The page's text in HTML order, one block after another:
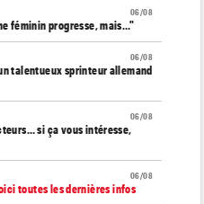
06/08
féminin progresse, mais…"
06/08
talentueux sprinteur allemand
06/08
si ça vous intéresse,
06/08
toutes les dernières infos